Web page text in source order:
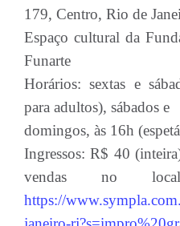
179, Centro, Rio de
Espaço cultural da
Funarte
Horários: sextas e
para adultos), sábados e
domingos, às 16h
Ingressos: R$ 40
vendas no
https://